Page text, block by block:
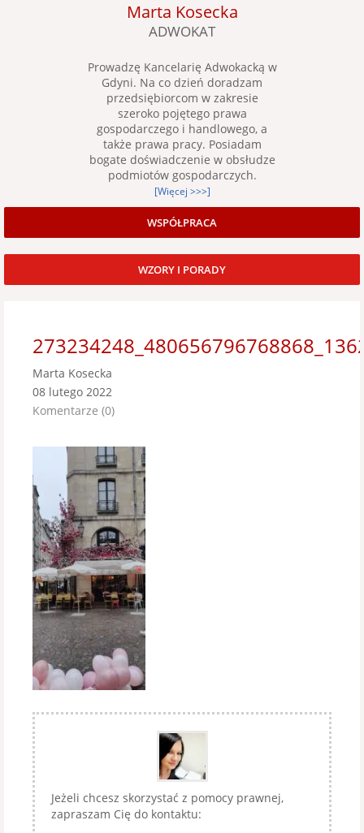
Marta Kosecka
ADWOKAT
Prowadzę Kancelarię Adwokacką w
Gdyni. Na co dzień doradzam
przedsiębiorcom w zakresie
szeroko pojętego prawa
gospodarczego i handlowego, a
także prawa pracy. Posiadam
bogate doświadczenie w obsłudze
podmiotów gospodarczych.
[Więcej >>>]
WSPÓŁPRACA
WZORY I PORADY
Marta Kosecka
08 lutego 2022
Komentarze (0)
Jeżeli chcesz skorzystać z pomocy prawnej,
zapraszam Cię do kontaktu: